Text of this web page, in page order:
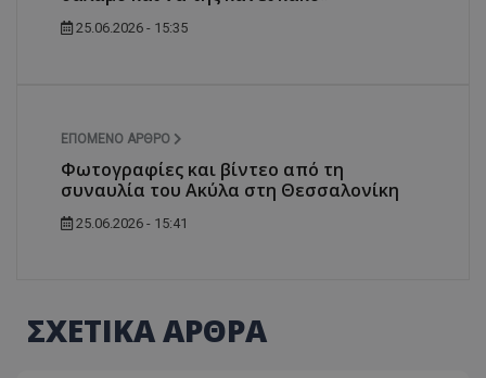
25.06.2026 - 15:35
ΕΠΌΜΕΝΟ ΆΡΘΡΟ
Φωτογραφίες και βίντεο από τη
συναυλία του Ακύλα στη Θεσσαλονίκη
25.06.2026 - 15:41
ΣΧΕΤΙΚΑ ΑΡΘΡΑ